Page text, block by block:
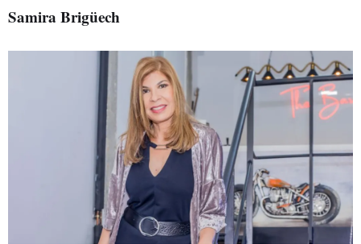
Samira Brigüech